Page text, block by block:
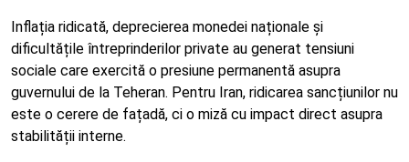
Inflația ridicată, deprecierea monedei naționale și
dificultățile întreprinderilor private au generat tensiuni
sociale care exercită o presiune permanentă asupra
guvernului de la Teheran. Pentru Iran, ridicarea sancțiunilor nu
este o cerere de fațadă, ci o miză cu impact direct asupra
stabilității interne.